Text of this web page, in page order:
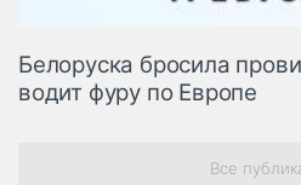
Белоруска бросила
водит фуру по Европе
Все